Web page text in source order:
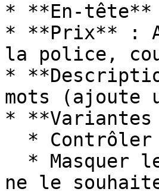
* **En-
* **Prix** :
la police,
*
mots (ajoute
* **Variantes
ne le